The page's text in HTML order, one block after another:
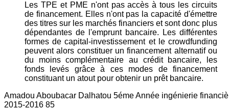
Les TPE et PME n'ont pas accès à tous les circuits
de financement. Elles n'ont pas la capacité d'émettre
des titres sur les marchés financiers et sont donc plus
dépendantes de l'emprunt bancaire. Les différentes
formes de capital-investissement et le crowdfunding
peuvent alors constituer un financement alternatif ou
du moins complémentaire au crédit bancaire, les
fonds levés grâce à ces modes de financement
constituant un atout pour obtenir un prêt bancaire.
Amadou Aboubacar Dalhatou 5éme Année ingénierie
2015-2016 85